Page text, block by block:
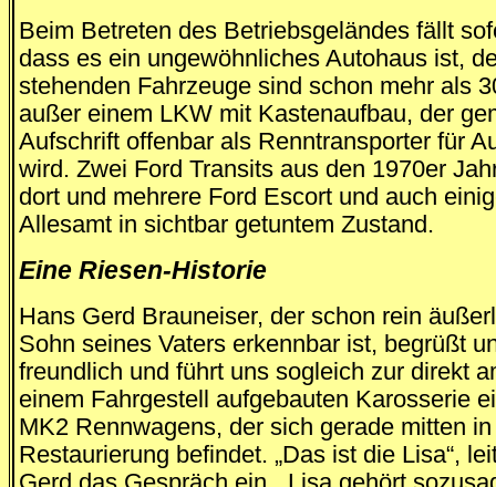
Beim Betreten des Betriebsgeländes fällt
dass es ein ungewöhnliches Autohaus ist,
stehenden Fahrzeuge sind schon mehr als
außer einem LKW mit Kastenaufbau, der
Aufschrift offenbar als Renntransporter für
wird. Zwei Ford Transits aus den 1970er
dort und mehrere Ford Escort und auch
Allesamt in sichtbar getuntem Zustand.
Eine Riesen-Historie
Hans Gerd Brauneiser, der schon rein
Sohn seines Vaters erkennbar ist, begrüßt
freundlich und führt uns sogleich zur direkt
einem Fahrgestell aufgebauten Karosserie
MK2 Rennwagens, der sich gerade mitten
Restaurierung befindet. „Das ist die Lisa“,